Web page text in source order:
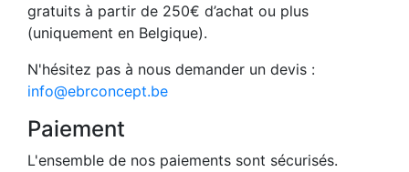
gratuits à partir de 250€ d’achat ou plus
(uniquement en Belgique).
N'hésitez pas à nous demander un devis :
info@ebrconcept.be
Paiement
L'ensemble de nos paiements sont sécurisés.